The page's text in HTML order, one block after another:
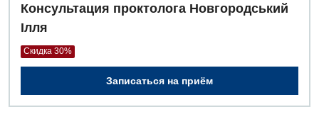
Кардиохирургия
Маммология
Консультация проктолога Новгородський
Ілля
Скидка 30%
Записаться на приём